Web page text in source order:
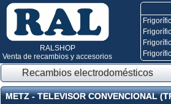
RALSHOP
Venta de recambios y accesorios
Recambios electrodomésticos
METZ - TELEVISOR CONVENCIONAL